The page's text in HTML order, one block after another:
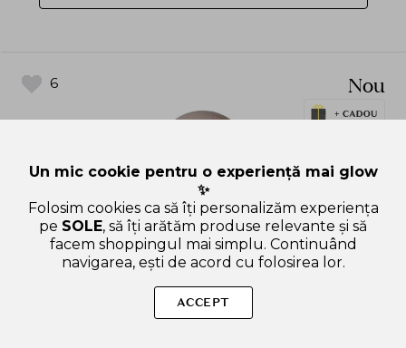
6 Nou
Un mic cookie pentru o experiență mai glow
✨
Folosim cookies ca să îți personalizăm experiența
pe SOLE, să îți arătăm produse relevante și să
facem shoppingul mai simplu. Continuând
navigarea, ești de acord cu folosirea lor.
ACCEPT